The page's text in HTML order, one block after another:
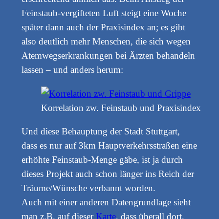
Feinstaub-vergifteten Luft steigt eine Woche
später dann auch der Praxisindex an; es gibt
also deutlich mehr Menschen, die sich wegen
Atemwegserkrankungen bei Ärzten behandeln
lassen – und anders herum:
Korrelation zw. Feinstaub und Praxisindex
Und diese Behauptung der Stadt Stuttgart,
dass es nur auf 3km Hauptverkehrsstraßen eine
erhöhte Feinstaub-Menge gäbe, ist ja durch
dieses Projekt auch schon länger ins Reich der
Träume/Wünsche verbannt worden.
Auch mit einer anderen Datengrundlage sieht
man z.B. auf dieserKarte, dass überall dort,